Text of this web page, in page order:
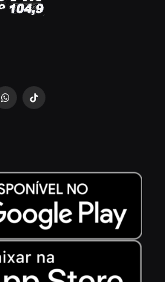
WhatsAppTikTok